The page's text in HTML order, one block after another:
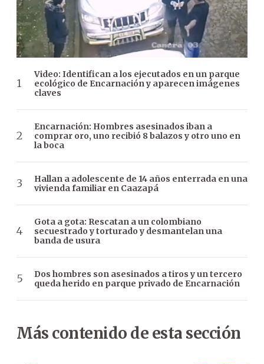
Video: Identifican a los ejecutados en un parque
ecológico de Encarnación y aparecen imágenes
claves
Encarnación: Hombres asesinados iban a
comprar oro, uno recibió 8 balazos y otro uno en
la boca
Hallan a adolescente de 14 años enterrada en una
vivienda familiar en Caazapá
Gota a gota: Rescatan a un colombiano
secuestrado y torturado y desmantelan una
banda de usura
Dos hombres son asesinados a tiros y un tercero
queda herido en parque privado de Encarnación
Más contenido de esta sección